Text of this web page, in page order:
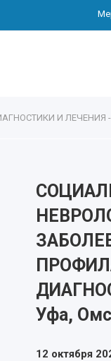
И ЛЕЧЕНИЯ -
Уфа,
12 октября